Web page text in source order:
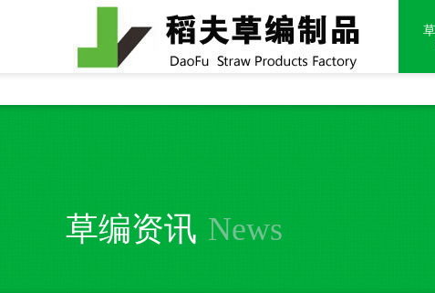
全国统一24小时销售电话：15937370357
草编资讯 News